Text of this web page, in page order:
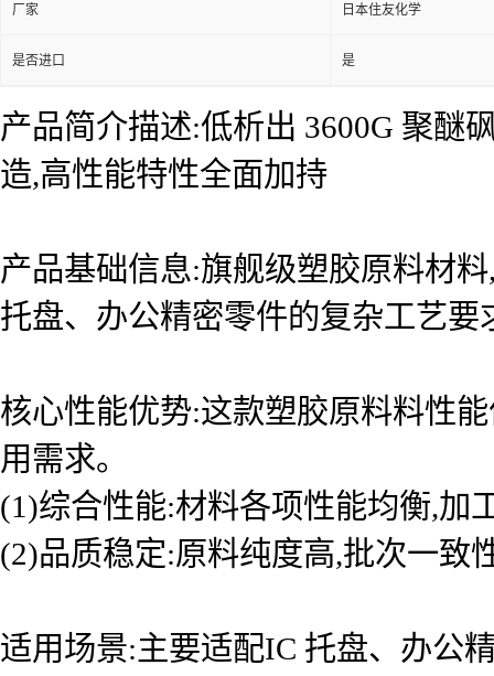
厂家 日本住友化学
是否进口 是
产品简介描述:低析出 3600G 聚醚
造,高性能特性全面加持
产品基础信息:旗舰级塑胶原料材
托盘、办公精密零件的复杂工艺
核心性能优势:这款塑胶原料料性
用需求。
(1)综合性能:材料各项性能均衡,加
(2)品质稳定:原料纯度高,批次一致
适用场景:主要适配IC 托盘、办公